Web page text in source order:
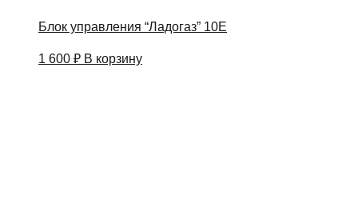
Блок управления “Ладогаз” 10Е
1 600 ₽ В корзину